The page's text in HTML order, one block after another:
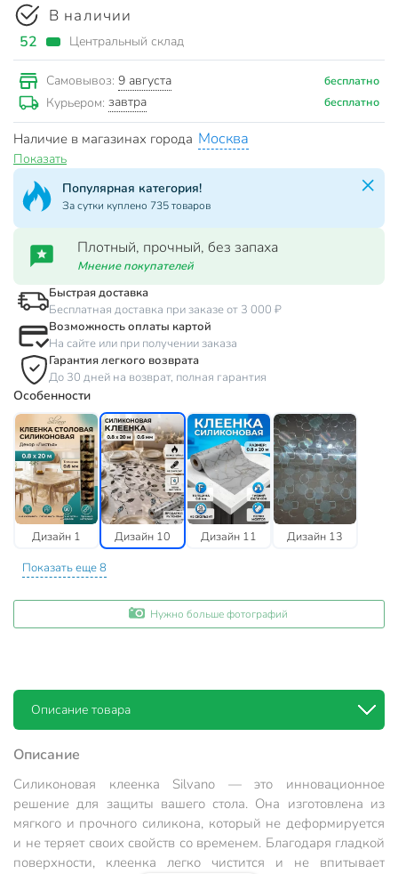
В наличии
52 Центральный склад
Самовывоз: 9 августа бесплатно
Курьером: завтра бесплатно
Наличие в магазинах города Москва
Показать
Популярная категория!
За сутки куплено 735 товаров
Плотный, прочный, без запаха
Мнение покупателей
Быстрая доставка
Бесплатная доставка при заказе от 3 000 ₽
Возможность оплаты картой
На сайте или при получении заказа
Гарантия легкого возврата
До 30 дней на возврат, полная гарантия
Особенности
Дизайн 1 Дизайн 10 Дизайн 11 Дизайн 13
Показать еще 8
Нужно больше фотографий
Описание товара
Описание
Силиконовая клеенка Silvano — это инновационное
решение для защиты вашего стола. Она изготовлена из
мягкого и прочного силикона, который не деформируется
и не теряет своих свойств со временем. Благодаря гладкой
поверхности, клеенка легко чистится и не впитывает